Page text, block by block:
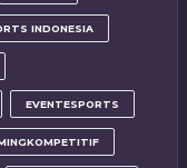
INDONESIA
EVENTESPORTS